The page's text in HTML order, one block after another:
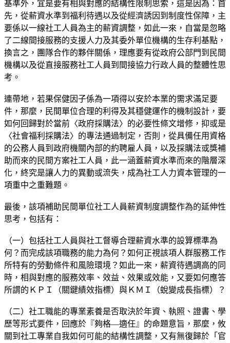
基準外，宜是要有相與對應的結構性限制思索，這是因為：首
先，從薪資水準到福利待遇以及從經濟誘因到制度性保障，主
要係以一線社工人員為主的薪資調整，如此一來，自當是忽略
了二線間接服務的支援人力及其委外單位機構的生存利基點，
換言之，團隊合作的夥伴關係，理應要有從政府公部門到民間
機構以及從直接服務社工人員到間接協力行政人員的整體性思
考。
連帶地，若果保健因子係為一項得以安於本業的需求滿足要
件，那麼，民間單位合理的利得及其穩健運作的機制設計，要
如何回歸對於當前〈政府採購法〉的必要性條文增修，抑或是
〈社會福利採購法〉的專法通過制定，否則，從具備任用資格
的公務人員到政府機關內部的約聘雇人員，以及採購法或獎補
助而來的民間方案社工人員，此一涵蓋薪資水準而來的階層深
化，終究是讓人力的異動或流失，成為社工人力資本管理的一
項重中之重難題。
最後，該項補助民間單位社工人員薪資制度調整作為的延伸性
思考，包括有：
（一）包括社工人員與社工督導合理薪資水準的設算標準為
何？而完成該項職務的能力為何？如何正視該項人群服務工作
所特有的勞動條件和風險環境？如此一來，薪資待遇調高的同
時，相與對應的服務效率、效益、效果或效能，又要如何應答
所謂的ＫＰＩ（關鍵績效指標）與ＫＭＩ（蛻變成長指標）？
（二）社工職能的專業素養是否取決於年資、執照、證書、學
歷等形式要件，回應於『夠格—適任』的命題意旨，那麼，攸
關到社工專業自我如何可能的結構性調整，又有無復歸於「官